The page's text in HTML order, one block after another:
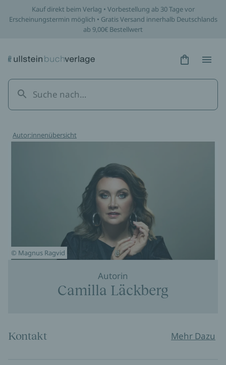
Kauf direkt beim Verlag • Vorbestellung ab 30 Tage vor
Erscheinungstermin möglich • Gratis Versand innerhalb Deutschlands
ab 9,00€ Bestellwert
Hidden
Autor:innenübersicht
© Magnus Ragvid
Autorin
Camilla Läckberg
Kontakt Mehr Dazu